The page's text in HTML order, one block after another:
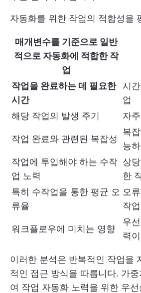
자동화를 위한 작업의 적합성을
매개변수를 기준으로 일반
적으로 자동화에 적합한 작
업
작업을 완료하는 데 필요한
시간
시
업
해당 작업의 발생 주기
자
작업 완료와 관련된 복잡성
복
능
작업에 투입해야 하는 수작
업 노력
상
한
특히 수작업을 통한 평균 오
류율
오
작업
워크플로우에 미치는 영향
우
력
이러한 분석은 반복적인 작업을
적인 접근 방식을 따릅니다. 가
여 작업 자동화 노력을 위한 우